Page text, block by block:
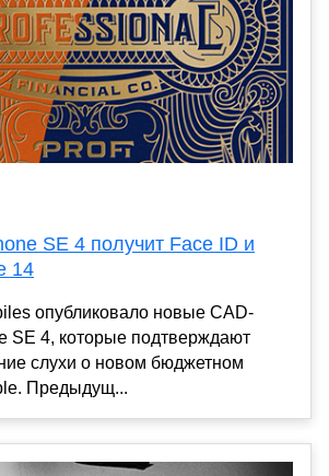
SE 4 получит Face ID и
14
опубликовало новые CAD-
SE 4, которые подтверждают
слухи о новом бюджетном
Предыдущ...